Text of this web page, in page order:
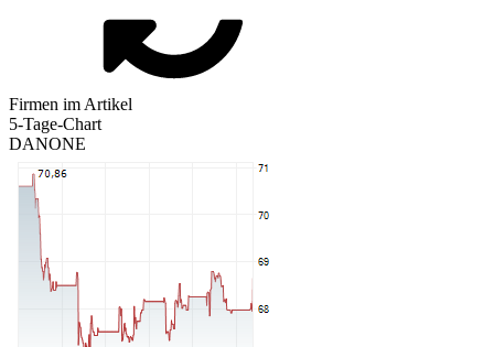
Firmen im Artikel
5-Tage-Chart
DANONE